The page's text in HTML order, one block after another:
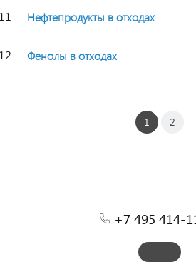
Нефтепродукты в отходах
Фенолы в отходах
1 2
+7 495 414-